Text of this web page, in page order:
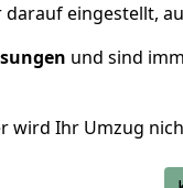
darauf eingestellt,
und sind
wird Ihr Umzug